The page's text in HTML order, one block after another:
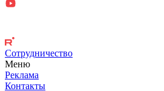
Сотрудничество
Меню
Реклама
Контакты